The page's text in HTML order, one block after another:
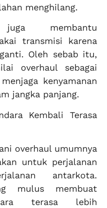
menghilang.
membantu
transmisi karena
Oleh sebab itu,
overhaul sebagai
kenyamanan
jangka panjang.
Kembali Terasa
overhaul umumnya
untuk perjalanan
antarkota.
mulus membuat
terasa lebih